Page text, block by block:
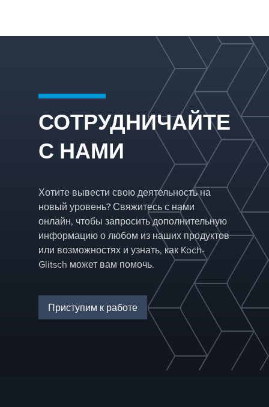
тяжелых
эксплуатации.
конструкцию,
к
эрозии башни.
между листами
обеспечивают
повышенную
устойчивость к
загрязнению,
точки
между
где могут
твердые
жидкость может
застаиваться и
подвергаться
СОТРУДНИЧАЙТЕ
С НАМИ
Хотите вывести свою деятельность на
новый уровень? Свяжитесь с нами
онлайн, чтобы запросить дополнительную
информацию о любом из наших продуктов
или возможностях и узнать, как Koch-
Glitsch может вам помочь.
Приступим к работе